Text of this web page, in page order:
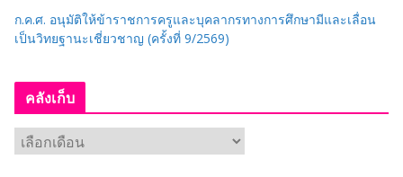
ก.ค.ศ. อนุมัติให้ข้าราชการครูและบุคลากรทางการศึกษามีและเลื่อน
เป็นวิทยฐานะเชี่ยวชาญ (ครั้งที่ 9/2569)
คลังเก็บ
ลั